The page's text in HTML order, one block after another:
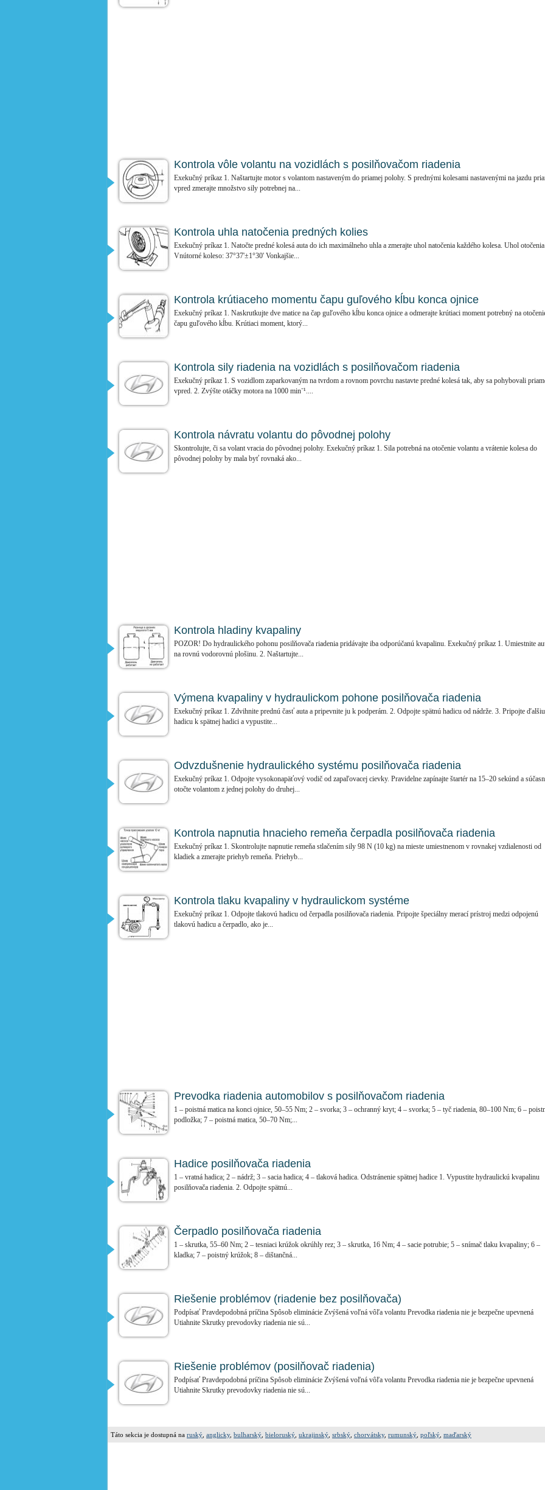
Kontrola vôle volantu na vozidlách s posilňovačom riadenia
Exekučný príkaz 1. Naštartujte motor s volantom nastaveným do priamej polohy. S prednými kolesami nastavenými na jazdu
vpred zmerajte množstvo sily potrebnej na...
Kontrola uhla natočenia predných kolies
Exekučný príkaz 1. Natočte predné kolesá auta do ich maximálneho uhla a zmerajte uhol natočenia každého kolesa. Uhol
Vnútorné koleso: 37°37'±1°30' Vonkajšie...
Kontrola krútiaceho momentu čapu guľového kĺbu konca ojnice
Exekučný príkaz 1. Naskrutkujte dve matice na čap guľového kĺbu konca ojnice a odmerajte krútiaci moment potrebný na
čapu guľového kĺbu. Krútiaci moment, ktorý...
Kontrola sily riadenia na vozidlách s posilňovačom riadenia
Exekučný príkaz 1. S vozidlom zaparkovaným na tvrdom a rovnom povrchu nastavte predné kolesá tak, aby sa pohybovali
vpred. 2. Zvýšte otáčky motora na 1000 min⁻¹....
Kontrola návratu volantu do pôvodnej polohy
Skontrolujte, či sa volant vracia do pôvodnej polohy. Exekučný príkaz 1. Sila potrebná na otočenie volantu a vrátenie kolesa do
pôvodnej polohy by mala byť rovnaká ako...
Kontrola hladiny kvapaliny
POZOR! Do hydraulického pohonu posilňovača riadenia pridávajte iba odporúčanú kvapalinu. Exekučný príkaz 1. Umiestnite
na rovnú vodorovnú plošinu. 2. Naštartujte...
Výmena kvapaliny v hydraulickom pohone posilňovača riadenia
Exekučný príkaz 1. Zdvihnite prednú časť auta a pripevnite ju k podperám. 2. Odpojte spätnú hadicu od nádrže. 3. Pripojte ďalšiu
hadicu k spätnej hadici a vypustite...
Odvzdušnenie hydraulického systému posilňovača riadenia
Exekučný príkaz 1. Odpojte vysokonapäťový vodič od zapaľovacej cievky. Pravidelne zapínajte štartér na 15–20 sekúnd a
otočte volantom z jednej polohy do druhej...
Kontrola napnutia hnacieho remeňa čerpadla posilňovača riadenia
Exekučný príkaz 1. Skontrolujte napnutie remeňa stlačením sily 98 N (10 kg) na mieste umiestnenom v rovnakej vzdialenosti od
kladiek a zmerajte priehyb remeňa. Priehyb...
Kontrola tlaku kvapaliny v hydraulickom systéme
Exekučný príkaz 1. Odpojte tlakovú hadicu od čerpadla posilňovača riadenia. Pripojte špeciálny merací prístroj medzi odpojenú
tlakovú hadicu a čerpadlo, ako je...
Prevodka riadenia automobilov s posilňovačom riadenia
1 – poistná matica na konci ojnice, 50–55 Nm; 2 – svorka; 3 – ochranný kryt; 4 – svorka; 5 – tyč riadenia, 80–100 Nm; 6 –
podložka; 7 – poistná matica, 50–70 Nm;...
Hadice posilňovača riadenia
1 – vratná hadica; 2 – nádrž; 3 – sacia hadica; 4 – tlaková hadica. Odstránenie spätnej hadice 1. Vypustite hydraulickú kvapalinu
posilňovača riadenia. 2. Odpojte spätnú...
Čerpadlo posilňovača riadenia
1 – skrutka, 55–60 Nm; 2 – tesniaci krúžok okrúhly rez; 3 – skrutka, 16 Nm; 4 – sacie potrubie; 5 – snímač tlaku kvapaliny; 6 –
kladka; 7 – poistný krúžok; 8 – dištančná...
Riešenie problémov (riadenie bez posilňovača)
Podpísať Pravdepodobná príčina Spôsob eliminácie Zvýšená voľná vôľa volantu Prevodka riadenia nie je bezpečne upevnená
Utiahnite Skrutky prevodovky riadenia nie sú...
Riešenie problémov (posilňovač riadenia)
Podpísať Pravdepodobná príčina Spôsob eliminácie Zvýšená voľná vôľa volantu Prevodka riadenia nie je bezpečne upevnená
Utiahnite Skrutky prevodovky riadenia nie sú...
Táto sekcia je dostupná na ruský anglicky, bulharský bieloruský ukrajinský srbský chorvátsky, rumunský poľský maďarský